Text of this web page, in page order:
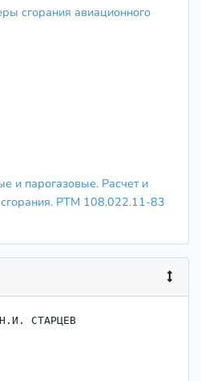
сгорания авиационного
и парогазовые. Расчет и
РТМ 108.022.11-83